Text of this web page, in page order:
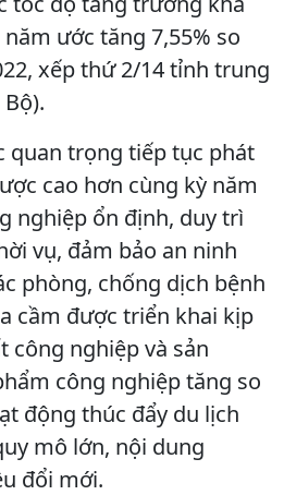
ước tăng 7,55% so
xếp thứ 2/14 tỉnh trung
quan trọng tiếp tục phát
cao hơn cùng kỳ năm
nghiệp ổn định, duy trì
vụ, đảm bảo an ninh
phòng, chống dịch bệnh
cầm được triển khai kịp
công nghiệp và sản
công nghiệp tăng so
động thúc đẩy du lịch
mô lớn, nội dung
đổi mới.